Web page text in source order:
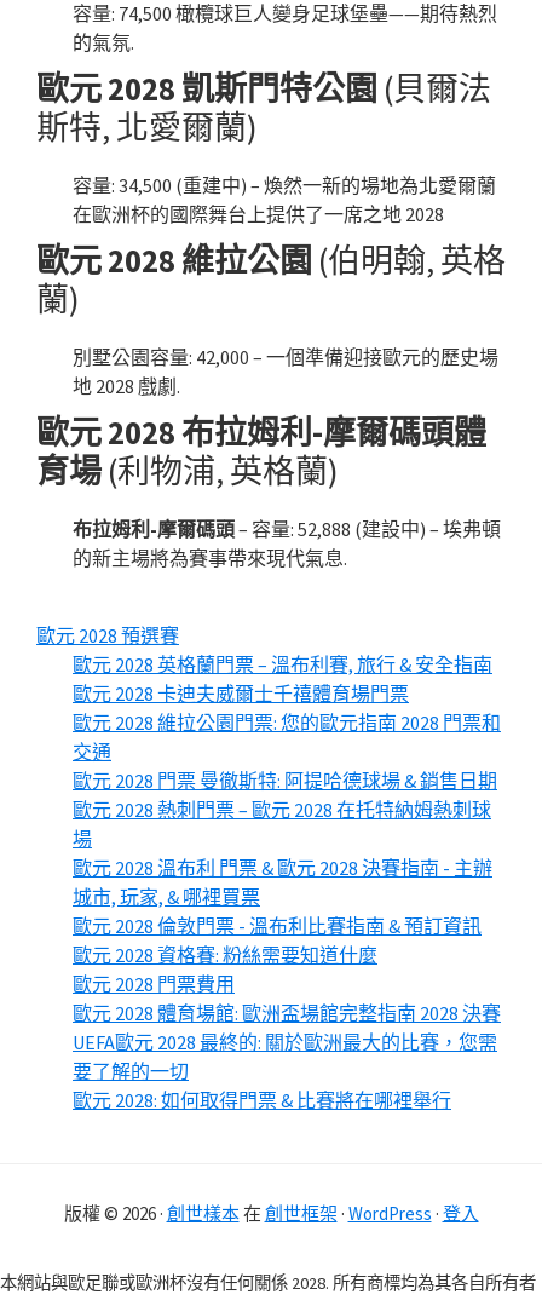
容量: 74,500 橄欖球巨人變身足球堡壘——期待熱烈
的氣氛.
歐元 2028 凱斯門特公園 (貝爾法
斯特, 北愛爾蘭)
容量: 34,500 (重建中) – 煥然一新的場地為北愛爾蘭
在歐洲杯的國際舞台上提供了一席之地 2028
歐元 2028 維拉公園 (伯明翰, 英格
蘭)
別墅公園容量: 42,000 – 一個準備迎接歐元的歷史場
地 2028 戲劇.
歐元 2028 布拉姆利-摩爾碼頭體
育場 (利物浦, 英格蘭)
布拉姆利-摩爾碼頭– 容量: 52,888 (建設中) – 埃弗頓
的新主場將為賽事帶來現代氣息.
歐元 2028 預選賽
歐元 2028 英格蘭門票 – 溫布利賽, 旅行 & 安全指南
歐元 2028 卡迪夫威爾士千禧體育場門票
歐元 2028 維拉公園門票: 您的歐元指南 2028 門票和
交通
歐元 2028 門票 曼徹斯特: 阿提哈德球場 & 銷售日期
歐元 2028 熱刺門票 – 歐元 2028 在托特納姆熱刺球
場
歐元 2028 溫布利 門票 & 歐元 2028 決賽指南 - 主辦
城市, 玩家, & 哪裡買票
歐元 2028 倫敦門票 - 溫布利比賽指南 & 預訂資訊
歐元 2028 資格賽: 粉絲需要知道什麼
歐元 2028 門票費用
歐元 2028 體育場館: 歐洲盃場館完整指南 2028 決賽
UEFA歐元 2028 最終的: 關於歐洲最大的比賽，您需
要了解的一切
歐元 2028: 如何取得門票 & 比賽將在哪裡舉行
版權 © 2026 · 創世樣本在 創世框架 · WordPress · 登入
本網站與歐足聯或歐洲杯沒有任何關係 2028. 所有商標均為其各自所有者